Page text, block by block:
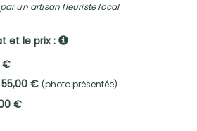
un artisan fleuriste local
et le prix :
€
€ (photo présentée)
€